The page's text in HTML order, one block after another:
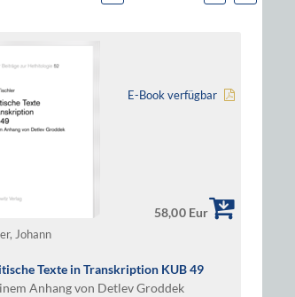
E-Book verfügbar
58,00 Eur
Johann
Texte in Transkription KUB 49
Anhang von Detlev Groddek